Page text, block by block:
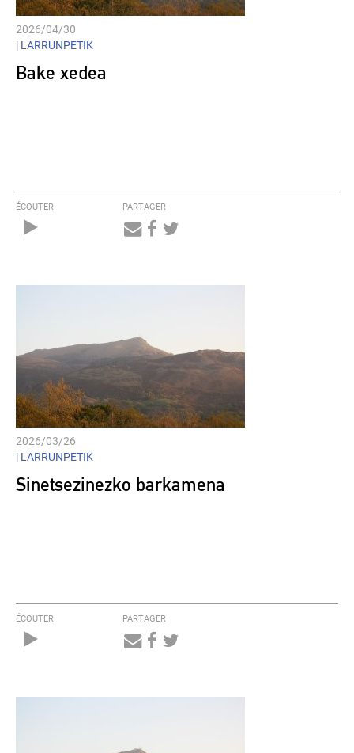
2026/04/30
| LARRUNPETIK
Bake xedea
ÉCOUTER PARTAGER
2026/03/26
| LARRUNPETIK
Sinetsezinezko barkamena
ÉCOUTER PARTAGER